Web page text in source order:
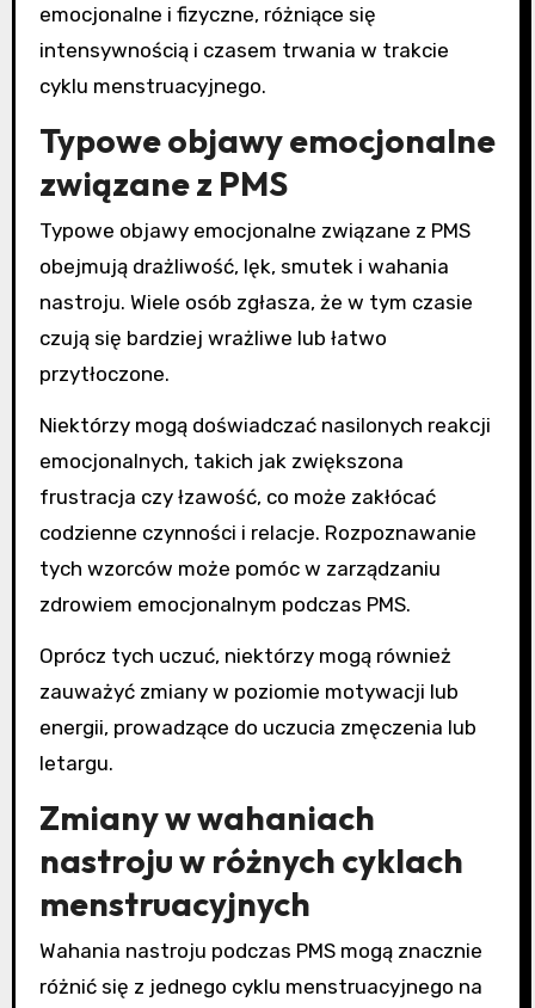
emocjonalne i fizyczne, różniące się
intensywnością i czasem trwania w trakcie
cyklu menstruacyjnego.
Typowe objawy emocjonalne
związane z PMS
Typowe objawy emocjonalne związane z PMS
obejmują drażliwość, lęk, smutek i wahania
nastroju. Wiele osób zgłasza, że w tym czasie
czują się bardziej wrażliwe lub łatwo
przytłoczone.
Niektórzy mogą doświadczać nasilonych reakcji
emocjonalnych, takich jak zwiększona
frustracja czy łzawość, co może zakłócać
codzienne czynności i relacje. Rozpoznawanie
tych wzorców może pomóc w zarządzaniu
zdrowiem emocjonalnym podczas PMS.
Oprócz tych uczuć, niektórzy mogą również
zauważyć zmiany w poziomie motywacji lub
energii, prowadzące do uczucia zmęczenia lub
letargu.
Zmiany w wahaniach
nastroju w różnych cyklach
menstruacyjnych
Wahania nastroju podczas PMS mogą znacznie
różnić się z jednego cyklu menstruacyjnego na